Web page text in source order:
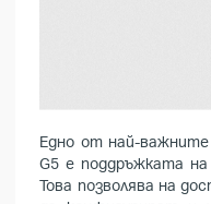
Едно от най-
G5 е поддръжката
Това позволява на